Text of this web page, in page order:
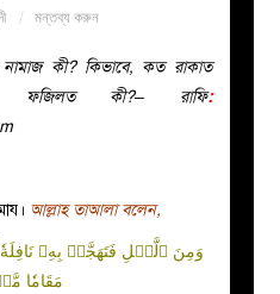
মন্তব্য করুন
কী? কিভাবে, কত রাকাত
কী?– রাফি:
আল্লাহ তাআলা বলেন,
وَمِنَ ٱلَّيۡلِ فَتَهَجَّدۡ بِهِۦ
مَقَامٗا